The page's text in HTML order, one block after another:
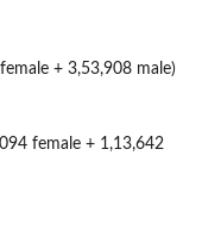
+ 3,53,908 male)
female + 1,13,642